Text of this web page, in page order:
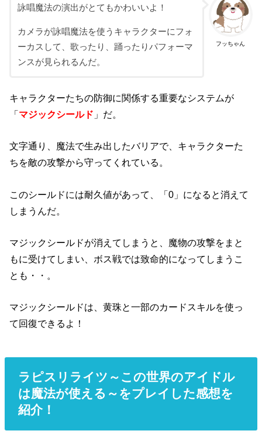
フッちゃん
詠唱魔法の演出がとてもかわいいよ！
カメラが詠唱魔法を使うキャラクターにフォ
ーカスして、歌ったり、踊ったりパフォーマ
ンスが見られるんだ。
キャラクターたちの防御に関係する重要なシステムが
「マジックシールド 」だ。
文字通り、魔法で生み出したバリアで、キャラクターた
ちを敵の攻撃から守ってくれている。
このシールドには耐久値があって、「0」になると消えて
しまうんだ。
マジックシールドが消えてしまうと、魔物の攻撃をまと
もに受けてしまい、ボス戦では致命的になってしまうこ
とも・・。
マジックシールドは、黄珠と一部のカードスキルを使っ
て回復できるよ！
ラピスリライツ～この世界のアイドル
は魔法が使える～をプレイした感想を
紹介！